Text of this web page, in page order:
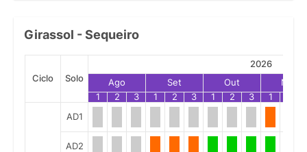
Girassol - Sequeiro
Ciclo Solo
2026
Ago
Set Out
Nov
1
2 3 1 2 3 1 2 3 1
AD1
AD2